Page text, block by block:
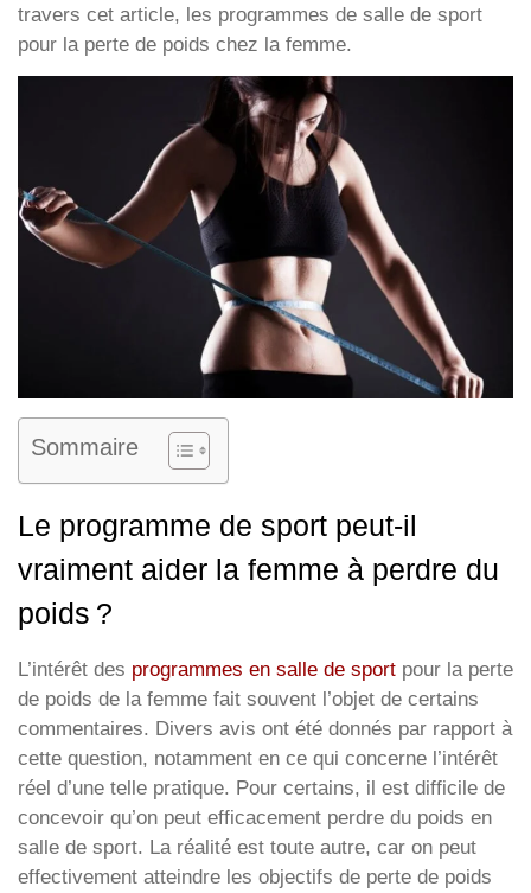
travers cet article, les programmes de salle de sport
pour la perte de poids chez la femme.
Sommaire
Le programme de sport peut-il
vraiment aider la femme à perdre du
poids ?
L’intérêt des programmes en salle de sport pour la perte
de poids de la femme fait souvent l’objet de certains
commentaires. Divers avis ont été donnés par rapport à
cette question, notamment en ce qui concerne l’intérêt
réel d’une telle pratique. Pour certains, il est difficile de
concevoir qu’on peut efficacement perdre du poids en
salle de sport. La réalité est toute autre, car on peut
effectivement atteindre les objectifs de perte de poids